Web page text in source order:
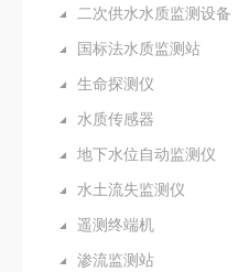
二次供水水质监测设备
国标法水质监测站
生命探测仪
水质传感器
地下水位自动监测仪
水土流失监测仪
遥测终端机
渗流监测站